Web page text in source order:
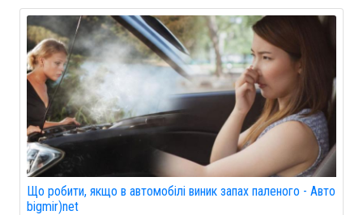
Що робити, якщо в автомобілі виник запах паленого - Авто
bigmir)net